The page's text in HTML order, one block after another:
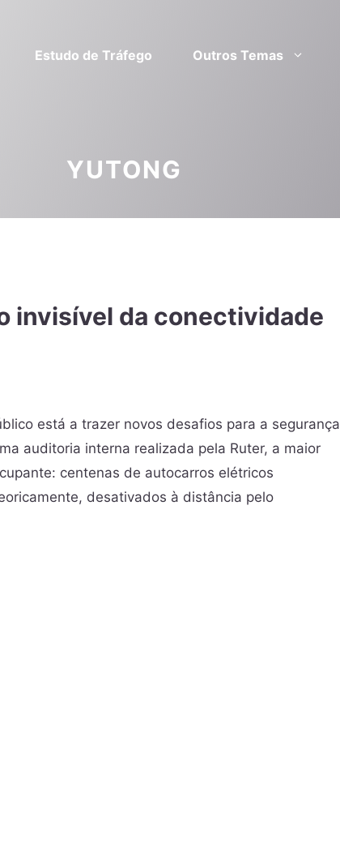
Estudo de Tráfego Outros Temas
YUTONG
invisível da conectividade
está a trazer novos desafios para a segurança
auditoria interna realizada pela Ruter, a maior
centenas de autocarros elétricos
desativados à distância pelo